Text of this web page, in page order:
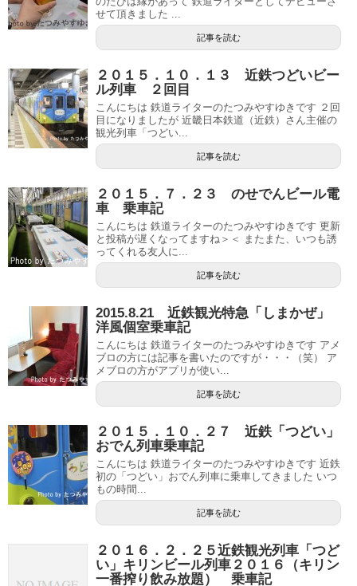
せて頂きました ...
記事を読む
２０１５．１０．１３ 近鉄つどいビー
ル列車 ２回目
こんにちは 鉄道ライターのたつみやすゆきです ２回
目になりましたが 近畿日本鉄道（近鉄）さん主催の
観光列車「つどい...
記事を読む
２０１５．７．２３ のせでんビール電
車 乗車記
こんにちは 鉄道ライターのたつみやすゆきです 更新
と投稿が遅くなってますね＞＜ またまた、いつも誘
ってくれる友人に...
記事を読む
2015.8.21 近鉄観光特急「しまかぜ」
洋風個室乗車記
こんにちは 鉄道ライターのたつみやすゆきです アメ
ブロの方には記事を書いたのですが・・・（笑） ア
メブロの方がアプリが使い...
記事を読む
２０１５．１０．２７ 近鉄「つどい」
おでん列車乗車記
こんにちは 鉄道ライターのたつみやすゆきです 近鉄
初の「つどい」おでん列車に乗車してきました いつ
もの時間...
記事を読む
２０１６．２．２５近鉄観光列車「つど
い」キリンビール列車２０１６（キリン
一番搾り飲み放題） 乗車記